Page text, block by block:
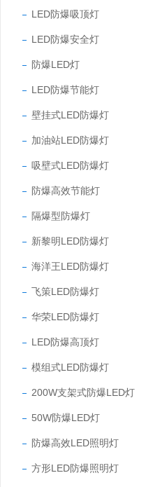
LED防爆吸顶灯
LED防爆安全灯
防爆LED灯
LED防爆节能灯
壁挂式LED防爆灯
加油站LED防爆灯
吸壁式LED防爆灯
防爆高效节能灯
隔爆型防爆灯
新黎明LED防爆灯
海洋王LED防爆灯
飞策LED防爆灯
华荣LED防爆灯
LED防爆高顶灯
模组式LED防爆灯
200W支架式防爆LED灯
50W防爆LED灯
防爆高效LED照明灯
方形LED防爆照明灯